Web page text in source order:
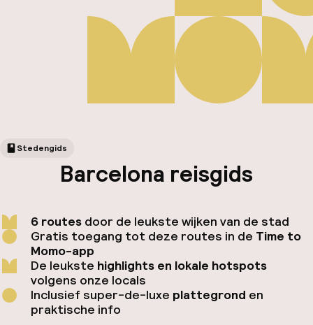
Stedengids
Barcelona reisgids
6 routes door de leukste wijken van de stad
Gratis toegang tot deze routes in de Time to
Momo-app
De leukste highlights en lokale hotspots
volgens onze locals
Inclusief super-de-luxe plattegrond en
praktische info